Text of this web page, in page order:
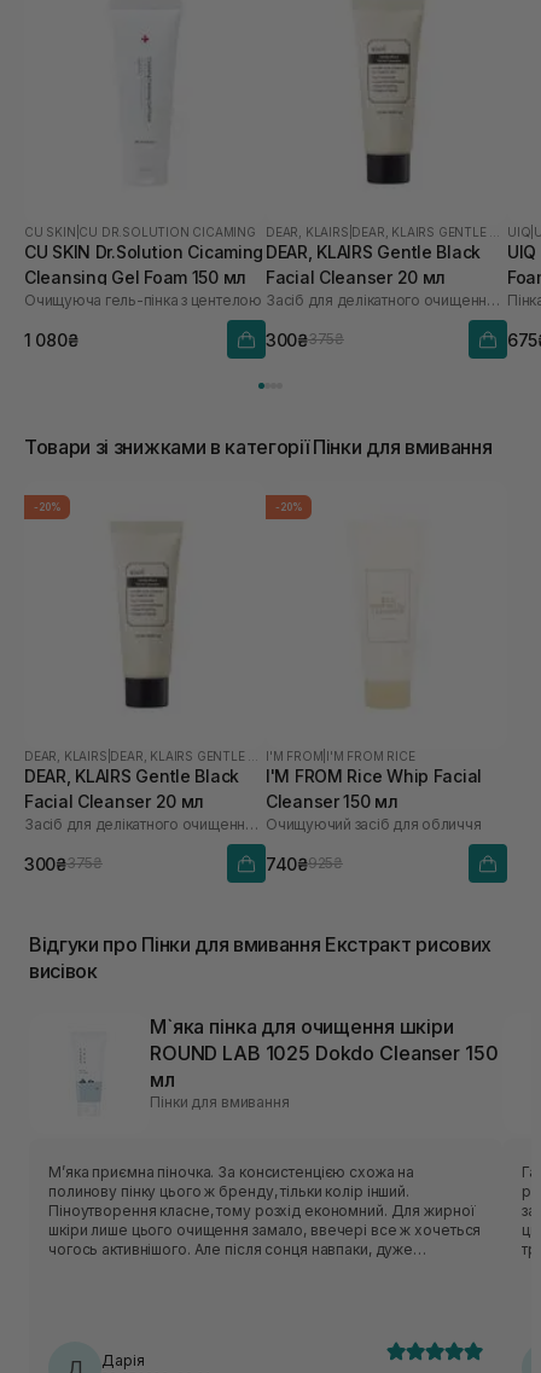
CU SKIN CU DR.SOLUTION CICAMING
CU SKIN Dr.Solution Cicaming
Cleansing Gel Foam 150 мл
Очищуюча гель-пінка з центелою
1 080₴
DEAR, KLAIRS DEAR, KLAIRS GENTLE BLACK
DEAR, KLAIRS Gentle Black
Facial Cleanser 20 мл
Засіб для делікатного очищення обличчя
300₴375₴
UIQ
Товари зі знижками в категорії Пінки для вмивання
-20%
DEAR, KLAIRS
DEAR, KLAIRS Gentle Black
Facial Cleanser 20 мл
Засіб для делікатного очищення обличчя
300₴375₴
-20%
I'M FROM I'M FROM RICE
I'M FROM Rice Whip Facial
Cleanser 150 мл
Очищуючий засіб для обличчя
740₴925₴
Відгуки про Пінки для вмивання Екстракт рисових
висівок
М`яка пінка для очищення шкіри
ROUND LAB 1025 Dokdo Cleanser 150
мл
Пінки для вмивання
Мʼяка приємна піночка. За консистенцією схожа на
полинову пінку цього ж бренду, тільки колір інший.
Піноутворення класне, тому розхід економний. Для жирної
шкіри лише цього очищення замало, ввечері все ж хочеться
чогось активнішого. Але після сонця навпаки, дуже
Д Дарія
засобу. Аромат
тригерить. У